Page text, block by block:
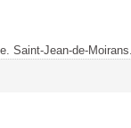
Saint-Jean-de-Moirans.